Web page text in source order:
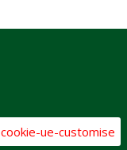
cookie-ue-customise